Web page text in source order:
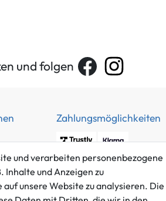
und folgen
Zahlungsmöglichkeiten
Mitglied im Händlerbund
und verarbeiten personenbezogene
Inhalte und Anzeigen zu
unsere Website zu analysieren. Die